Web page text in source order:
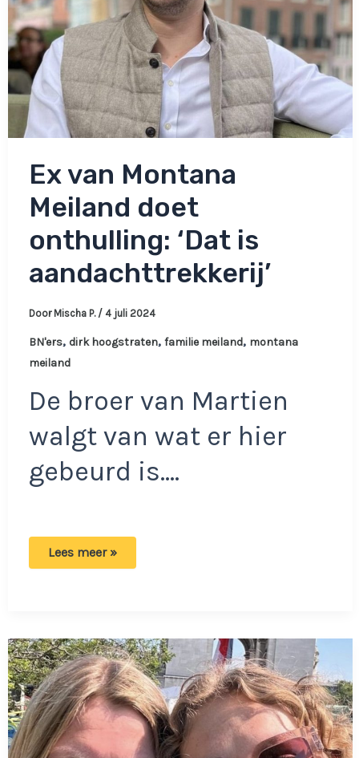
Ex van Montana
Meiland doet
onthulling: ‘Dat is
aandachttrekkerij’
Door Mischa P. / 4 juli 2024
BN'ers, dirk hoogstraten, familie meiland, montana
meiland
De broer van Martien
walgt van wat er hier
gebeurd is….
Ex
is
aandachttrekkerij’
Lees meer »